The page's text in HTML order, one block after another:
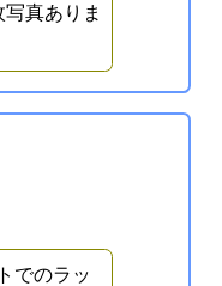
真ありま
でのラッ